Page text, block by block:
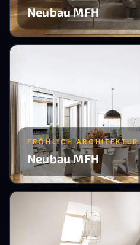
Neubau MFH
FRÖHLICH ARCHITEKTUR
Neubau MFH